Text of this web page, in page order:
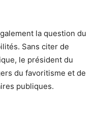
la question du
Sans citer de
le président du
du favoritisme et de
publiques.